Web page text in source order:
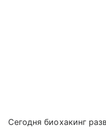
Сегодня биохакинг